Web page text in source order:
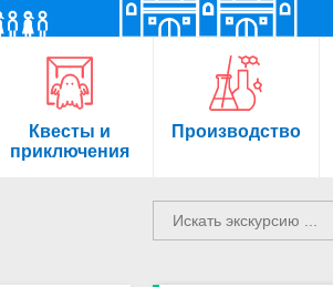
Квесты и
приключения
Производство